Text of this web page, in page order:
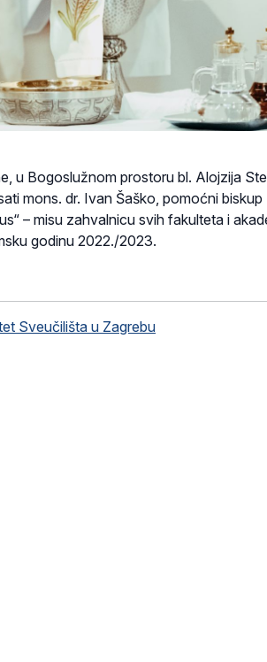
u Bogoslužnom prostoru bl. Alojzija
mons. dr. Ivan Šaško, pomoćni biskup
– misu zahvalnicu svih fakulteta i
godinu 2022./2023.
Sveučilišta u Zagrebu